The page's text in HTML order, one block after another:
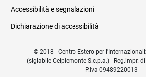
Accessibilità e segnalazioni
Dichiarazione di accessibilità
© 2018 - Centro Estero per
(siglabile Ceipiemonte S.c.p.a.) - Reg.impr.
P.Iva 09489220013